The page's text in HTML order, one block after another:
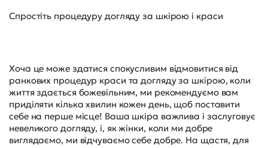
Спростіть процедуру догляду за шкірою і краси
Хоча це може здатися спокусливим відмовитися від
ранкових процедур краси та догляду за шкірою, коли
життя здається божевільним, ми рекомендуємо вам
приділяти кілька хвилин кожен день, щоб поставити
себе на перше місце! Ваша шкіра важлива і заслуговує
невеликого догляду, і, як жінки, коли ми добре
виглядаємо, ми відчуваємо себе добре. На щастя, для